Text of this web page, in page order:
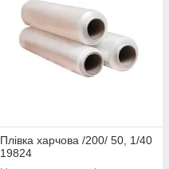
Плівка харчова /200/ 50, 1/40
19824